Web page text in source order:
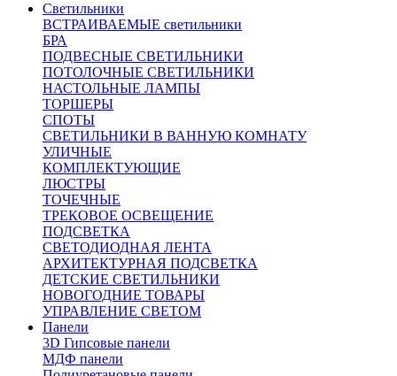
Светильники
ВСТРАИВАЕМЫЕ светильники
БРА
ПОДВЕСНЫЕ СВЕТИЛЬНИКИ
ПОТОЛОЧНЫЕ СВЕТИЛЬНИКИ
НАСТОЛЬНЫЕ ЛАМПЫ
ТОРШЕРЫ
СПОТЫ
СВЕТИЛЬНИКИ В ВАННУЮ КОМНАТУ
УЛИЧНЫЕ
КОМПЛЕКТУЮЩИЕ
ЛЮСТРЫ
ТОЧЕЧНЫЕ
ТРЕКОВОЕ ОСВЕЩЕНИЕ
ПОДСВЕТКА
СВЕТОДИОДНАЯ ЛЕНТА
АРХИТЕКТУРНАЯ ПОДСВЕТКА
ДЕТСКИЕ СВЕТИЛЬНИКИ
НОВОГОДНИЕ ТОВАРЫ
УПРАВЛЕНИЕ СВЕТОМ
Панели
3D Гипсовые панели
МДФ панели